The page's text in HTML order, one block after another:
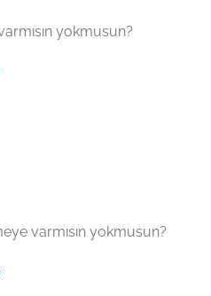
yokmusun?
varmısın yokmusun?